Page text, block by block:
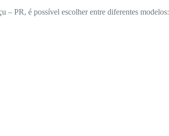
– PR, é possível escolher entre diferentes modelos: